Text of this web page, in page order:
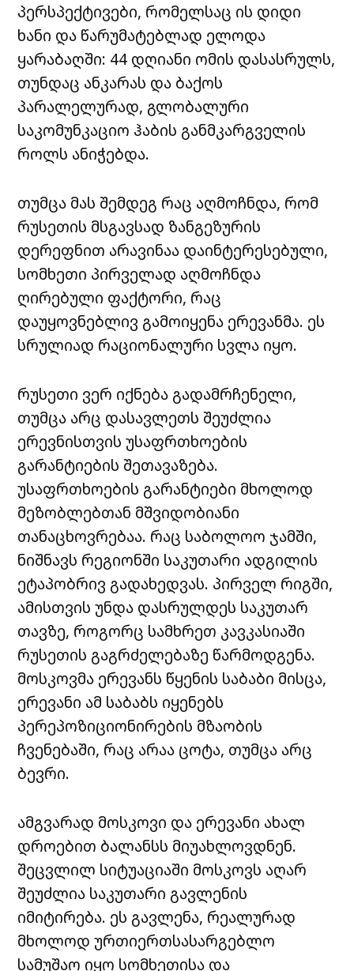
პერსპექტივები, რომელსაც ის დიდი
ხანი და წარუმატებლად ელოდა
ყარაბაღში: 44 დღიანი ომის დასასრულს,
თუნდაც ანკარას და ბაქოს
პარალელურად, გლობალური
საკომუნკაციო ჰაბის განმკარგველის
როლს ანიჭებდა.
თუმცა მას შემდეგ რაც აღმოჩნდა, რომ
რუსეთის მსგავსად ზანგეზურის
დერეფნით არავინაა დაინტერესებული,
სომხეთი პირველად აღმოჩნდა
ღირებული ფაქტორი, რაც
დაუყოვნებლივ გამოიყენა ერევანმა. ეს
სრულიად რაციონალური სვლა იყო.
რუსეთი ვერ იქნება გადამრჩენელი,
თუმცა არც დასავლეთს შეუძლია
ერევნისთვის უსაფრთხოების
გარანტიების შეთავაზება.
უსაფრთხოების გარანტიები მხოლოდ
მეზობლებთან მშვიდობიანი
თანაცხოვრებაა. რაც საბოლოო ჯამში,
ნიშნავს რეგიონში საკუთარი ადგილის
ეტაპობრივ გადახედვას. პირველ რიგში,
ამისთვის უნდა დასრულდეს საკუთარ
თავზე, როგორც სამხრეთ კავკასიაში
რუსეთის გაგრძელებაზე წარმოდგენა.
მოსკოვმა ერევანს წყენის საბაბი მისცა,
ერევანი ამ საბაბს იყენებს
პერეპოზიციონირების მზაობის
ჩვენებაში, რაც არაა ცოტა, თუმცა არც
ბევრი.
ამგვარად მოსკოვი და ერევანი ახალ
დროებით ბალანსს მიუახლოვდნენ.
შეცვლილ სიტუაციაში მოსკოვს აღარ
შეუძლია საკუთარი გავლენის
იმიტირება. ეს გავლენა, რეალურად
მხოლოდ ურთიერთსასარგებლო
სამუშაო იყო სომხეთისა და